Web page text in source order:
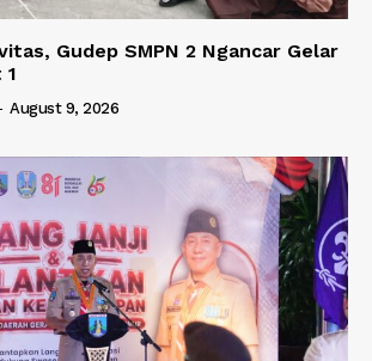
Gudep SMPN 2 Ngancar Gelar
1
August 9, 2026